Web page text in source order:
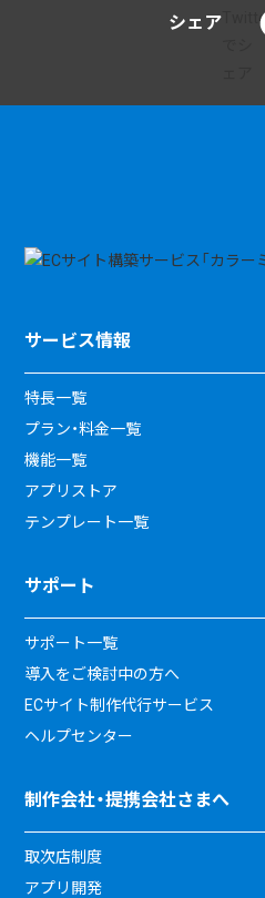
シェア
サービス情報
特長一覧
プラン・料金一覧
機能一覧
アプリストア
テンプレート一覧
サポート
サポート一覧
導入をご検討中の方へ
ECサイト制作代行サービス
ヘルプセンター
制作会社・提携会社さまへ
取次店制度
アプリ開発